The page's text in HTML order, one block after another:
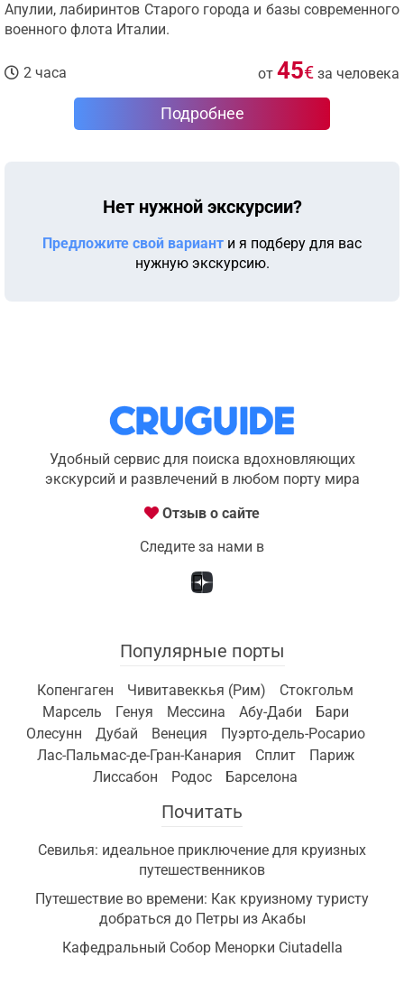
Апулии, лабиринтов Старого города и базы современного
военного флота Италии.
2 часа от 45€ за человека
Подробнее
Нет нужной экскурсии?
Предложите свой вариант и я подберу для вас
нужную экскурсию.
Удобный сервис для поиска вдохновляющих
экскурсий и развлечений в любом порту мира
Отзыв о сайте
Следите за нами в
Популярные порты
Копенгаген Чивитавеккья (Рим)
Стокгольм
Марсель
Генуя Мессина Абу-Даби
Бари
Олесунн
Дубай Венеция
Пуэрто-дель-Росарио
Лас-Пальмас-де-Гран-Канария
Сплит
Париж
Лиссабон
Родос Барселона
Почитать
Севилья: идеальное приключение для круизных
путешественников
Путешествие во времени: Как круизному туристу
добраться до Петры из Акабы
Кафедральный Собор Менорки Ciutadella